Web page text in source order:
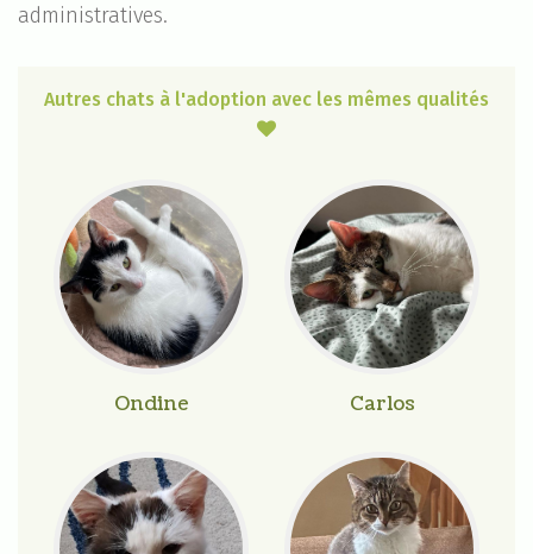
administratives.
Autres chats à l'adoption avec les mêmes qualités

Ondine Carlos